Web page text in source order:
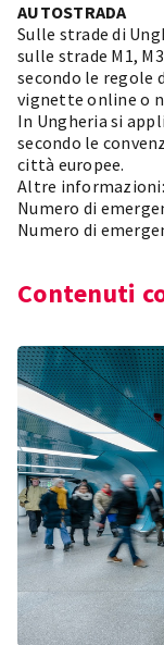
AUTOSTRADA
Sulle strade di
sulle strade M1,
secondo le regole
vignette online o
In Ungheria si
secondo le
città europee.
Altre informazioni:
Numero di
Numero di
Contenuti